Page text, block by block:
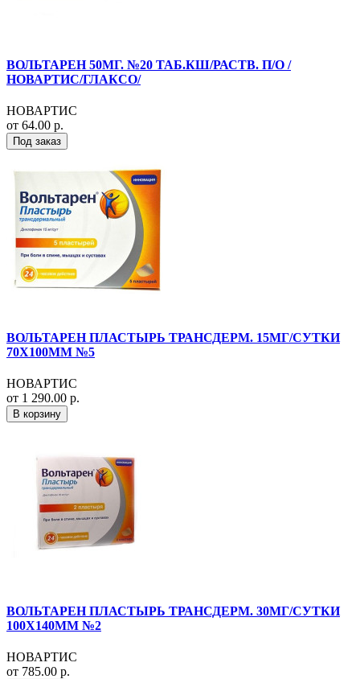
ВОЛЬТАРЕН 50МГ. №20 ТАБ.КШ/РАСТВ. П/О /
НОВАРТИС/ГЛАКСО/
НОВАРТИС
от 64.00 р.
Под заказ
ВОЛЬТАРЕН ПЛАСТЫРЬ ТРАНСДЕРМ. 15МГ/СУТКИ
70Х100ММ №5
НОВАРТИС
от 1 290.00 р.
В корзину
ВОЛЬТАРЕН ПЛАСТЫРЬ ТРАНСДЕРМ. 30МГ/СУТКИ
100Х140ММ №2
НОВАРТИС
от 785.00 р.